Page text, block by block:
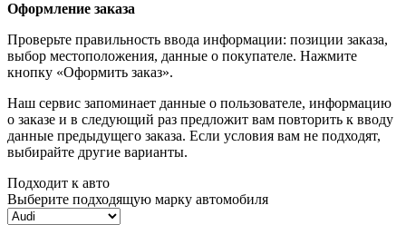
Оформление заказа
Проверьте правильность ввода информации: позиции заказа,
выбор местоположения, данные о покупателе. Нажмите
кнопку «Оформить заказ».
Наш сервис запоминает данные о пользователе, информацию
о заказе и в следующий раз предложит вам повторить к вводу
данные предыдущего заказа. Если условия вам не подходят,
выбирайте другие варианты.
Подходит к авто
Выберите подходящую марку автомобиля